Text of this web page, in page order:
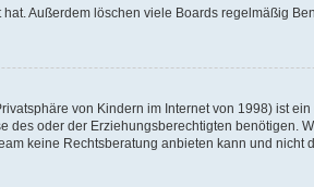
Außerdem löschen viele Boards regelmäßig
von Kindern im Internet von 1998) ist
oder der Erziehungsberechtigten benötigen.
keine Rechtsberatung anbieten kann und